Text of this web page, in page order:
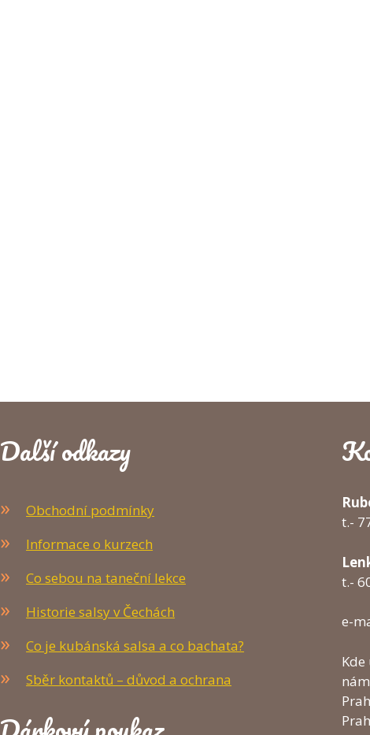
Další odkazy
Obchodní podmínky
Informace o kurzech
Co sebou na taneční lekce
Historie salsy v Čechách
Co je kubánská salsa a co bachata?
Sběr kontaktů – důvod a ochrana
t.-
t.-
e-